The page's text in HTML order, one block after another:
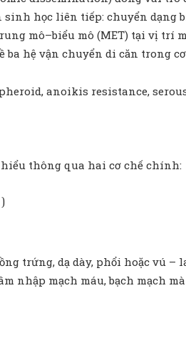
sinh học liên tiếp: chuyển
mô–biểu mô (MET) tại vị trí
hệ vận chuyển di căn trong
anoikis resistance,
thông qua hai cơ chế chính:
trứng, dạ dày, phổi hoặc vú
nhập mạch máu, bạch mạch